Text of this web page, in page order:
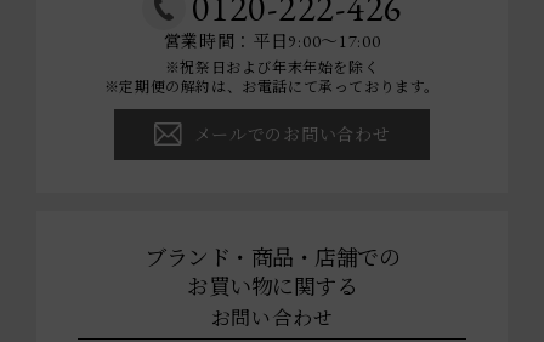
営業時間：平日9:00～17:00
※祝祭日および年末年始を除く
※定期便の解約は、お電話にて承っております。
メールでのお問い合わせ
ブランド・商品・店舗での
お買い物に関する
お問い合わせ